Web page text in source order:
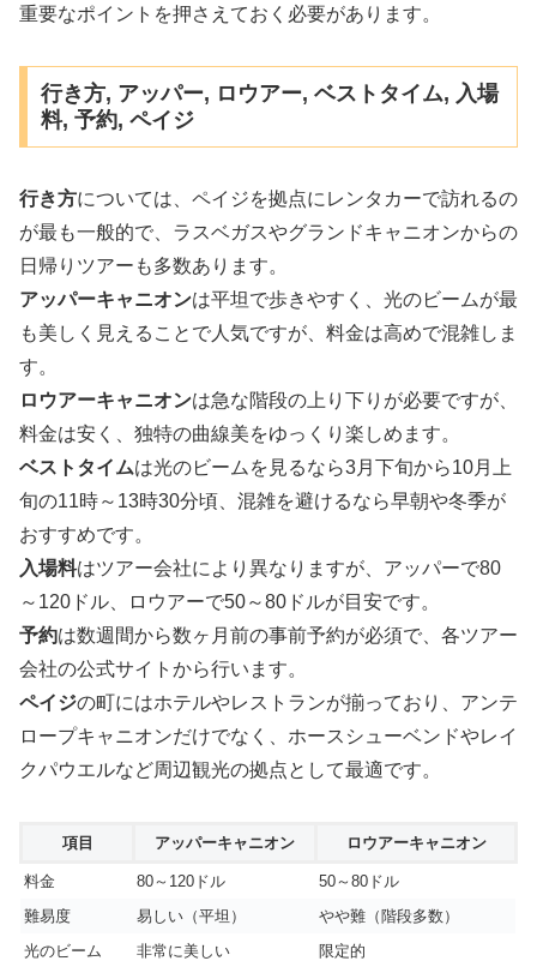
重要なポイントを押さえておく必要があります。
行き方, アッパー, ロウアー, ベストタイム, 入場
料, 予約, ペイジ
行き方については、ペイジを拠点にレンタカーで訪れるの
が最も一般的で、ラスベガスやグランドキャニオンからの
日帰りツアーも多数あります。
アッパーキャニオンは平坦で歩きやすく、光のビームが最
も美しく見えることで人気ですが、料金は高めで混雑しま
す。
ロウアーキャニオンは急な階段の上り下りが必要ですが、
料金は安く、独特の曲線美をゆっくり楽しめます。
ベストタイムは光のビームを見るなら3月下旬から10月上
旬の11時～13時30分頃、混雑を避けるなら早朝や冬季が
おすすめです。
入場料はツアー会社により異なりますが、アッパーで80
～120ドル、ロウアーで50～80ドルが目安です。
予約は数週間から数ヶ月前の事前予約が必須で、各ツアー
会社の公式サイトから行います。
ペイジの町にはホテルやレストランが揃っており、アンテ
ロープキャニオンだけでなく、ホースシューベンドやレイ
クパウエルなど周辺観光の拠点として最適です。
項目 アッパーキャニオン ロウアーキャニオン
料金 80～120ドル
50～80ドル
難易度
易しい（平坦）
やや難（階段多数）
光のビーム
非常に美しい 限定的